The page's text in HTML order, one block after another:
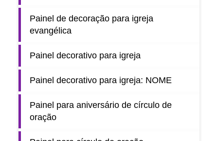
Painel de decoração para igreja
evangélica
Painel decorativo para igreja
Painel decorativo para igreja: NOME
Painel para aniversário de círculo de
oração